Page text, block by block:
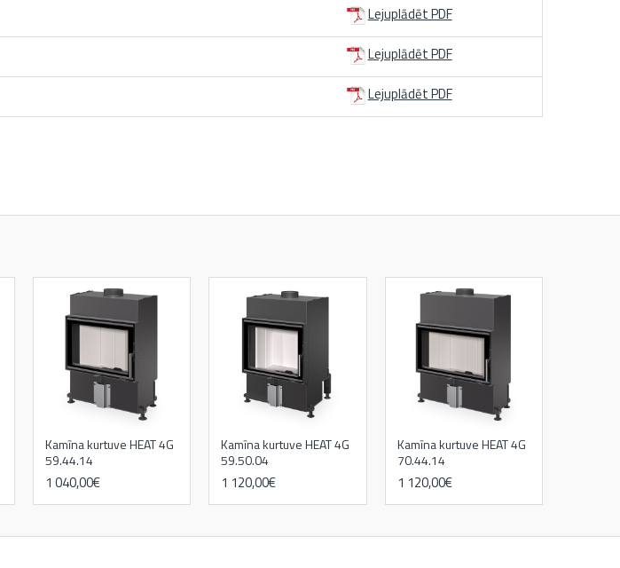
Lejuplādēt PDF
Lejuplādēt PDF
Lejuplādēt PDF
Kamīna kurtuve HEAT 4G
59.44.14
1 040,00€
Kamīna kurtuve HEAT 4G
59.50.04
1 120,00€
Kamīna kurtuve HEAT 4G
70.44.14
1 120,00€